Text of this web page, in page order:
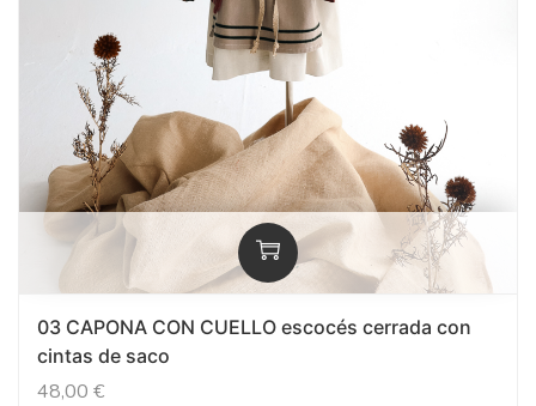
03 CAPONA CON CUELLO escocés cerrada con
cintas de saco
48,00 €